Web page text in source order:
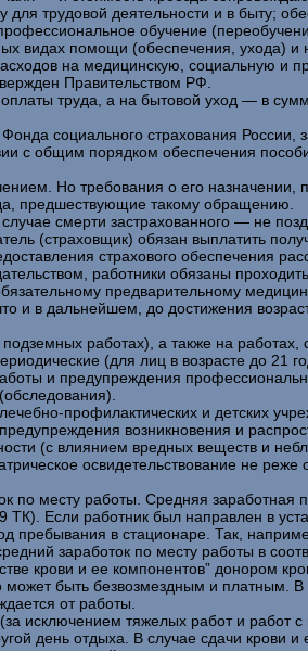
трудовой деятельности и в быту;
обучение
видах помощи (обеспечения, ухода) и
на медицинскую, социальную и
Правительством РФ.
труда, а на бытовой уход — в
социального страхования России,
с общим порядком обеспечения
Но требования о его
предшествующие такому обращению.
смерти застрахованного — не
(страховщик) обязан выплатить
страхового обеспечения
работники обязаны
предварительному
и в дальнейшем, до достижения
работах), а также на работах,
(для лиц в возрасте до 21
и предупреждения
профилактических и детских
возникновения и
(с влиянием вредных веществ и
освидетельствование не реже
по месту работы. Средняя заработная
ТК). Если работник был направлен в
пребывания в стационаре. Так,
заработок по месту работы в
крови и ее компонентов” донором
быть безвозмездным и платным. В
от работы.
исключением тяжелых работ и работ
день отдыха. В случае сдачи крови и